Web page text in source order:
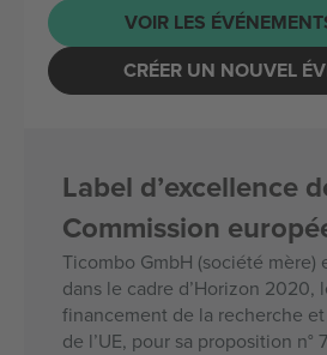
VOIR LES
CRÉER UN NOUVEL
Label d’excellence
Commission
Ticombo GmbH (société mère)
dans le cadre d’Horizon 2020,
financement de la recherche
de l’UE, pour sa proposition n°